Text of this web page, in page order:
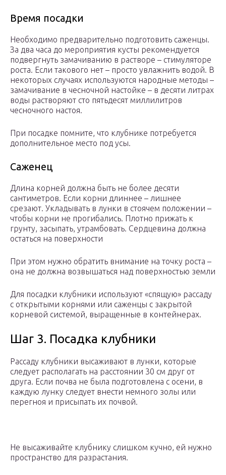
Время посадки
Необходимо предварительно подготовить саженцы.
За два часа до мероприятия кусты рекомендуется
подвергнуть замачиванию в растворе – стимуляторе
роста. Если такового нет – просто увлажнить водой. В
некоторых случаях используются народные методы –
замачивание в чесночной настойке – в десяти литрах
воды растворяют сто пятьдесят миллилитров
чесночного настоя.
При посадке помните, что клубнике потребуется
дополнительное место под усы.
Саженец
Длина корней должна быть не более десяти
сантиметров. Если корни длиннее – лишнее
срезают. Укладывать в лунки в стоячем положении –
чтобы корни не прогибались. Плотно прижать к
грунту, засыпать, утрамбовать. Сердцевина должна
остаться на поверхности
При этом нужно обратить внимание на точку роста –
она не должна возвышаться над поверхностью земли
Для посадки клубники используют «спящую» рассаду
с открытыми корнями или саженцы с закрытой
корневой системой, выращенные в контейнерах.
Шаг 3. Посадка клубники
Рассаду клубники высаживают в лунки, которые
следует располагать на расстоянии 30 см друг от
друга. Если почва не была подготовлена с осени, в
каждую лунку следует внести немного золы или
перегноя и присыпать их почвой.
Не высаживайте клубнику слишком кучно, ей нужно
пространство для разрастания.